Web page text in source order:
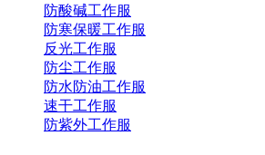
防酸碱工作服
防寒保暖工作服
反光工作服
防尘工作服
防水防油工作服
速干工作服
防紫外工作服